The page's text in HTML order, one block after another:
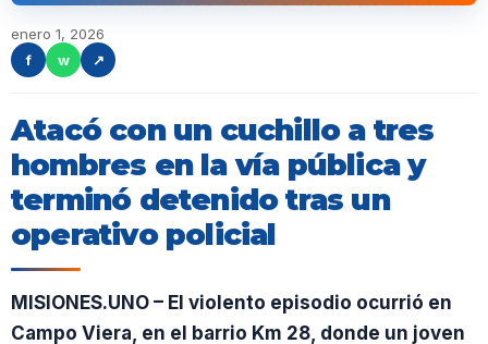
enero 1, 2026
f
w ↗
Atacó con un cuchillo a tres
hombres en la vía pública y
terminó detenido tras un
operativo policial
MISIONES.UNO – El violento episodio ocurrió en
Campo Viera, en el barrio Km 28, donde un joven